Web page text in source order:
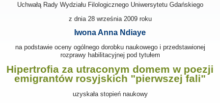
Uchwałą Rady Wydziału Filologicznego Uniwersytetu Gdańskiego
z dnia 28 września 2009roku
Iwona Anna Ndiaye
na podstawie oceny ogólnego dorobku naukowego i przedstawionej
rozprawy habilitacyjnej pod tytułem
Hipertrofia za utraconym domem w poezji
emigrantów rosyjskich "pierwszej fali"
uzyskała stopień naukowy